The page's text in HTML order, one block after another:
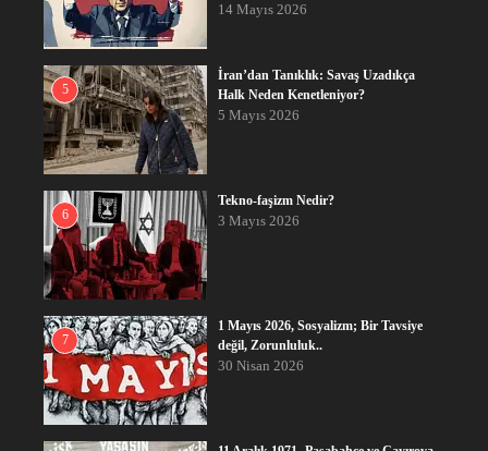
14 Mayıs 2026
5
İran’dan Tanıklık: Savaş Uzadıkça
Halk Neden Kenetleniyor?
5 Mayıs 2026
6
Tekno-faşizm Nedir?
3 Mayıs 2026
7
1 Mayıs 2026, Sosyalizm; Bir Tavsiye
değil, Zorunluluk..
30 Nisan 2026